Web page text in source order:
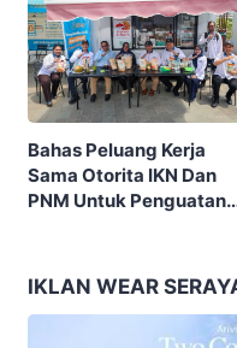
Bahas Peluang Kerja
Sama Otorita IKN Dan
PNM Untuk Penguatan
IKLAN WEAR